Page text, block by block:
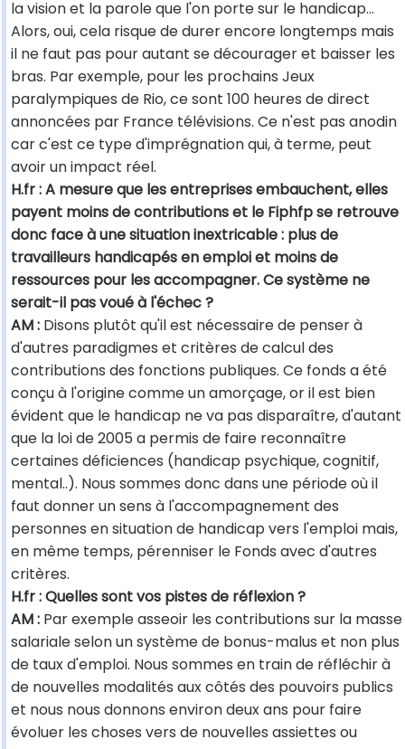
la vision et la parole que l'on porte sur le handicap…
Alors, oui, cela risque de durer encore longtemps mais
il ne faut pas pour autant se décourager et baisser les
bras. Par exemple, pour les prochains Jeux
paralympiques de Rio, ce sont 100 heures de direct
annoncées par France télévisions. Ce n'est pas anodin
car c'est ce type d'imprégnation qui, à terme, peut
avoir un impact réel.
H.fr : A mesure que les entreprises embauchent, elles
payent moins de contributions et le Fiphfp se retrouve
donc face à une situation inextricable : plus de
travailleurs handicapés en emploi et moins de
ressources pour les accompagner. Ce système ne
serait-il pas voué à l'échec ?
AM : Disons plutôt qu'il est nécessaire de penser à
d'autres paradigmes et critères de calcul des
contributions des fonctions publiques. Ce fonds a été
conçu à l'origine comme un amorçage, or il est bien
évident que le handicap ne va pas disparaître, d'autant
que la loi de 2005 a permis de faire reconnaître
certaines déficiences (handicap psychique, cognitif,
mental..). Nous sommes donc dans une période où il
faut donner un sens à l'accompagnement des
personnes en situation de handicap vers l'emploi mais,
en même temps, pérenniser le Fonds avec d'autres
critères.
H.fr : Quelles sont vos pistes de réflexion ?
AM : Par exemple asseoir les contributions sur la masse
salariale selon un système de bonus-malus et non plus
de taux d'emploi. Nous sommes en train de réfléchir à
de nouvelles modalités aux côtés des pouvoirs publics
et nous nous donnons environ deux ans pour faire
évoluer les choses vers de nouvelles assiettes ou